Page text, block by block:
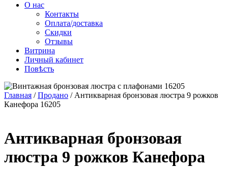
О нас
Контакты
Оплата/доставка
Скидки
Отзывы
Витрина
Личный кабинет
Повѣсть
Главная /Продано / Антикварная бронзовая люстра 9 рожков
Канефора 16205
Антикварная бронзовая
люстра 9 рожков Канефора